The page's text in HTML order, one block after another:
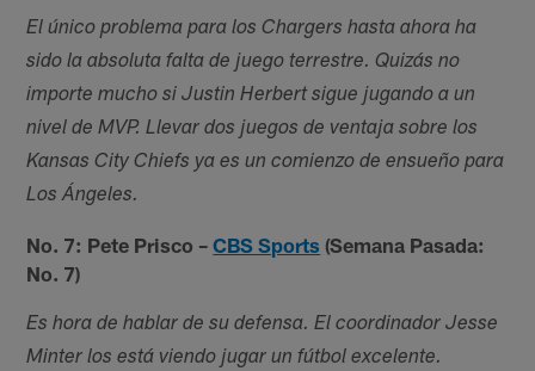
El único problema para los Chargers hasta ahora ha
sido la absoluta falta de juego terrestre. Quizás no
importe mucho si Justin Herbert sigue jugando a un
nivel de MVP. Llevar dos juegos de ventaja sobre los
Kansas City Chiefs ya es un comienzo de ensueño para
Los Ángeles.
No. 7: Pete Prisco – CBS Sports (Semana Pasada:
No. 7)
Es hora de hablar de su defensa. El coordinador Jesse
Minter los está viendo jugar un fútbol excelente.